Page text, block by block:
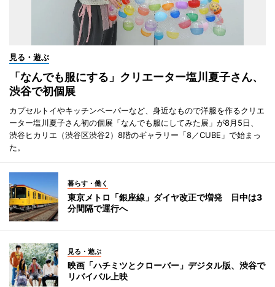
見る・遊ぶ
「なんでも服にする」クリエーター塩川夏子さん、
渋谷で初個展
カプセルトイやキッチンペーパーなど、身近なもので洋服を作るクリエ
ーター塩川夏子さん初の個展「なんでも服にしてみた展」が8月5日、
渋谷ヒカリエ（渋谷区渋谷2）8階のギャラリー「8／CUBE」で始まっ
た。
暮らす・働く
東京メトロ「銀座線」ダイヤ改正で増発 日中は3
分間隔で運行へ
見る・遊ぶ
映画「ハチミツとクローバー」デジタル版、渋谷で
リバイバル上映